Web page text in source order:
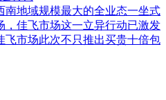
南地域规模最大的全业态一坐式
，佳飞市场这一立异行动已激发
飞市场此次不只推出买贵十倍包